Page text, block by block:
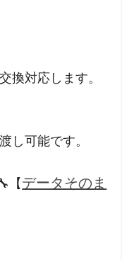
換対応します。
し可能です。
【 データそのま